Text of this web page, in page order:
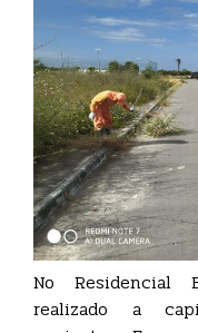
No Residencial
realizado a